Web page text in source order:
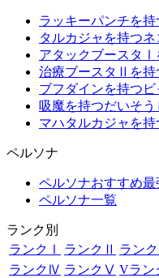
ラッキーパンチを
タルカジャを持つ
アタックブースタⅠ
治療ブースタⅡを持
ブフダインを持つビ
吸魔を持つだいそう
マハタルカジャを
ペルソナ
ペルソナおすすめ
ペルソナ一覧
ランク別
ランクⅠ
ランクⅡ ラン
ランクⅣ ランクⅤ Vラン